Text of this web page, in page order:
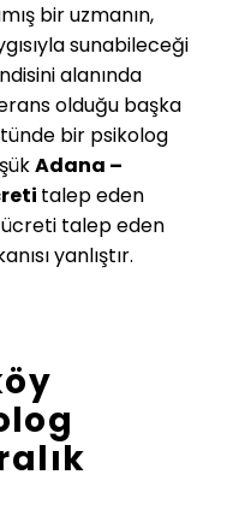
bir uzmanın,
sunabileceği
alanında
olduğu başka
bir psikolog
Adana –
talep eden
talep eden
yanlıştır.